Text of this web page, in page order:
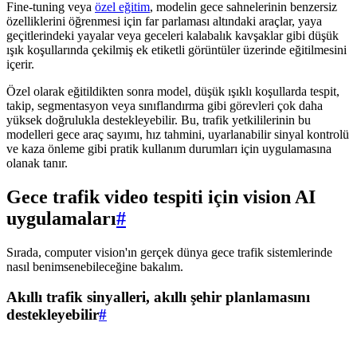
Fine-tuning veya özel eğitim, modelin gece sahnelerinin benzersiz
özelliklerini öğrenmesi için far parlaması altındaki araçlar, yaya
geçitlerindeki yayalar veya geceleri kalabalık kavşaklar gibi düşük
ışık koşullarında çekilmiş ek etiketli görüntüler üzerinde eğitilmesini
içerir.
Özel olarak eğitildikten sonra model, düşük ışıklı koşullarda tespit,
takip, segmentasyon veya sınıflandırma gibi görevleri çok daha
yüksek doğrulukla destekleyebilir. Bu, trafik yetkililerinin bu
modelleri gece araç sayımı, hız tahmini, uyarlanabilir sinyal kontrolü
ve kaza önleme gibi pratik kullanım durumları için uygulamasına
olanak tanır.
Gece trafik video tespiti için vision AI
uygulamaları#
Sırada, computer vision'ın gerçek dünya gece trafik sistemlerinde
nasıl benimsenebileceğine bakalım.
Akıllı trafik sinyalleri, akıllı şehir planlamasını
destekleyebilir#